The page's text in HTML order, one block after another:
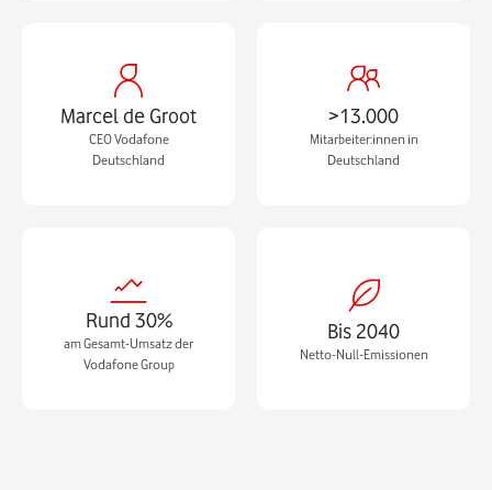
Marcel de Groot
CEO Vodafone
Deutschland
>13.000
Mitarbeiter:innen in
Deutschland
Rund 30%
am Gesamt-Umsatz der
Vodafone Group
Bis 2040
Netto-Null-Emissionen